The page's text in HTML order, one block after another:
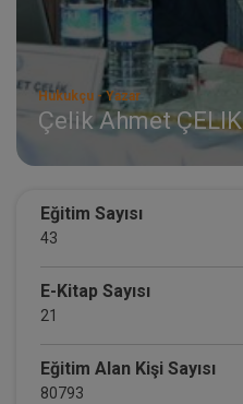
Hukukçu - Yazar
Çelik Ahmet ÇELIK
Eğitim Sayısı
43
E-Kitap Sayısı
21
Eğitim Alan Kişi Sayısı
80793